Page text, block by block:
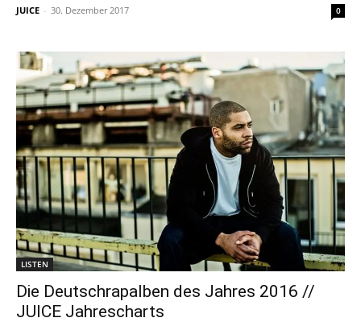
JUICE - 30. Dezember 2017 0
LISTEN
Die Deutschrapalben des Jahres 2016 //
JUICE Jahrescharts